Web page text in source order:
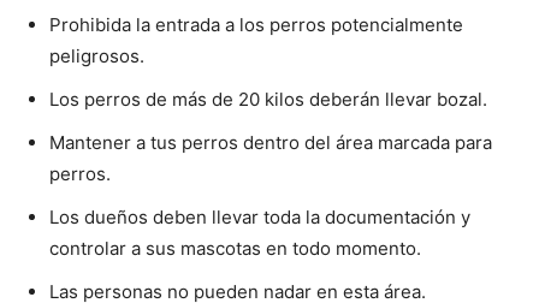
Prohibida la entrada a los perros potencialmente
peligrosos.
Los perros de más de 20 kilos deberán llevar bozal.
Mantener a tus perros dentro del área marcada para
perros.
Los dueños deben llevar toda la documentación y
controlar a sus mascotas en todo momento.
Las personas no pueden nadar en esta área.